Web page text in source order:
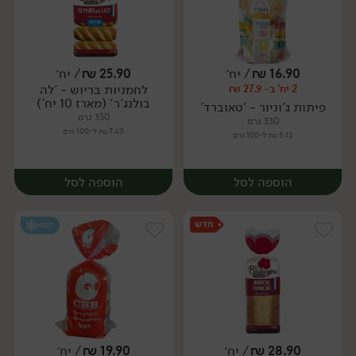
יח׳ יח׳
16.90
₪/ יח׳
2 יח' ב- 27.9 ₪
פיתות ג'וניור - 'טאוברד'
330 גרם
5.12 ₪ ל-100 גרם
הוספה לסל
25.90
₪/ יח׳
לחמניות בריוש - 'לה
בולנג'ר' (מארז 10 יח')
350 גרם
7.40 ₪ ל-100 גרם
הוספה לסל
28.90
₪/ יח׳
קפוא
19.90
₪/ יח׳